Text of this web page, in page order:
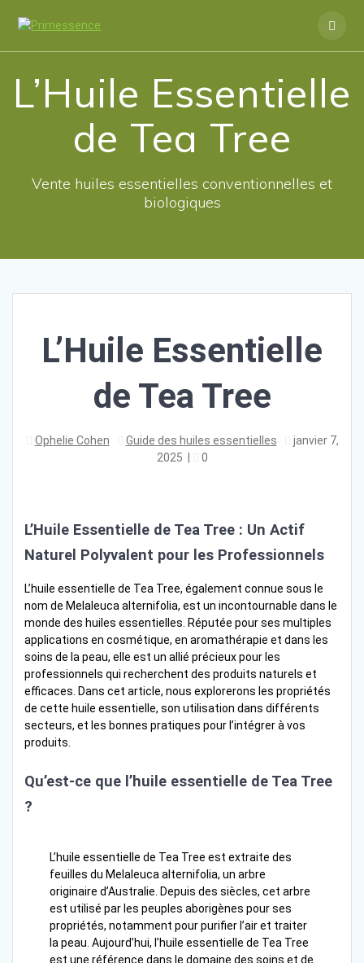
L’Huile Essentielle
de Tea Tree
Vente huiles essentielles conventionnelles et
biologiques
L’Huile Essentielle
de Tea Tree
Ophelie Cohen Guide des huiles essentielles
janvier 7,
2025
0
L’Huile Essentielle de Tea Tree : Un Actif
Naturel Polyvalent pour les Professionnels
L’huile essentielle de Tea Tree, également connue sous le
nom de Melaleuca alternifolia, est un incontournable dans le
monde des huiles essentielles. Réputée pour ses multiples
applications en cosmétique, en aromathérapie et dans les
soins de la peau, elle est un allié précieux pour les
professionnels qui recherchent des produits naturels et
efficaces. Dans cet article, nous explorerons les propriétés
de cette huile essentielle, son utilisation dans différents
secteurs, et les bonnes pratiques pour l’intégrer à vos
produits.
Qu’est-ce que l’huile essentielle de Tea Tree
?
L’huile essentielle de Tea Tree est extraite des
feuilles du Melaleuca alternifolia, un arbre
originaire d’Australie. Depuis des siècles, cet arbre
est utilisé par les peuples aborigènes pour ses
propriétés, notamment pour purifier l’air et traiter
la peau. Aujourd’hui, l’huile essentielle de Tea Tree
est une référence dans le domaine des soins et de